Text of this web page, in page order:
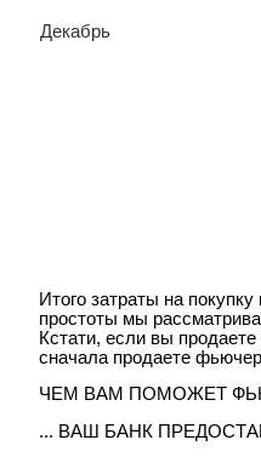
Декабрь
Итого затраты на
простоты мы
Кстати, если вы
сначала продаете
ЧЕМ ВАМ ПОМОЖЕТ
... ВАШ БАНК